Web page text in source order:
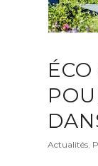
Actualités